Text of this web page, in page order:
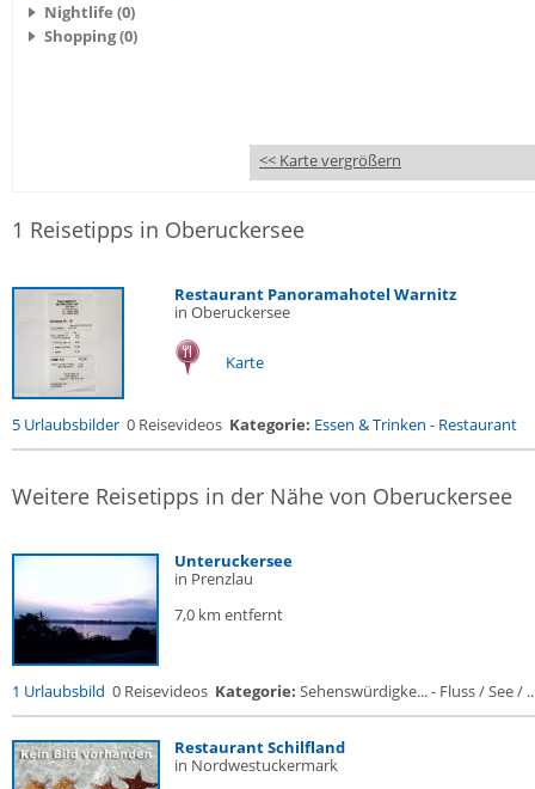
Nightlife (0)
Shopping (0)
<< Karte vergrößern
1 Reisetipps in Oberuckersee
Restaurant Panoramahotel Warnitz
in Oberuckersee
Karte
5 Urlaubsbilder 0 Reisevideos Kategorie: Essen & Trinken - Restaurant
Weitere Reisetipps in der Nähe von Oberuckersee
Unteruckersee
in Prenzlau
7,0 km entfernt
1 Urlaubsbild 0 Reisevideos Kategorie: Sehenswürdigke... - Fluss / See /
Restaurant Schilfland
in Nordwestuckermark